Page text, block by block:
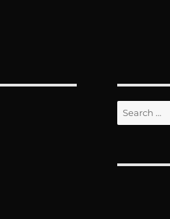
Search
for: